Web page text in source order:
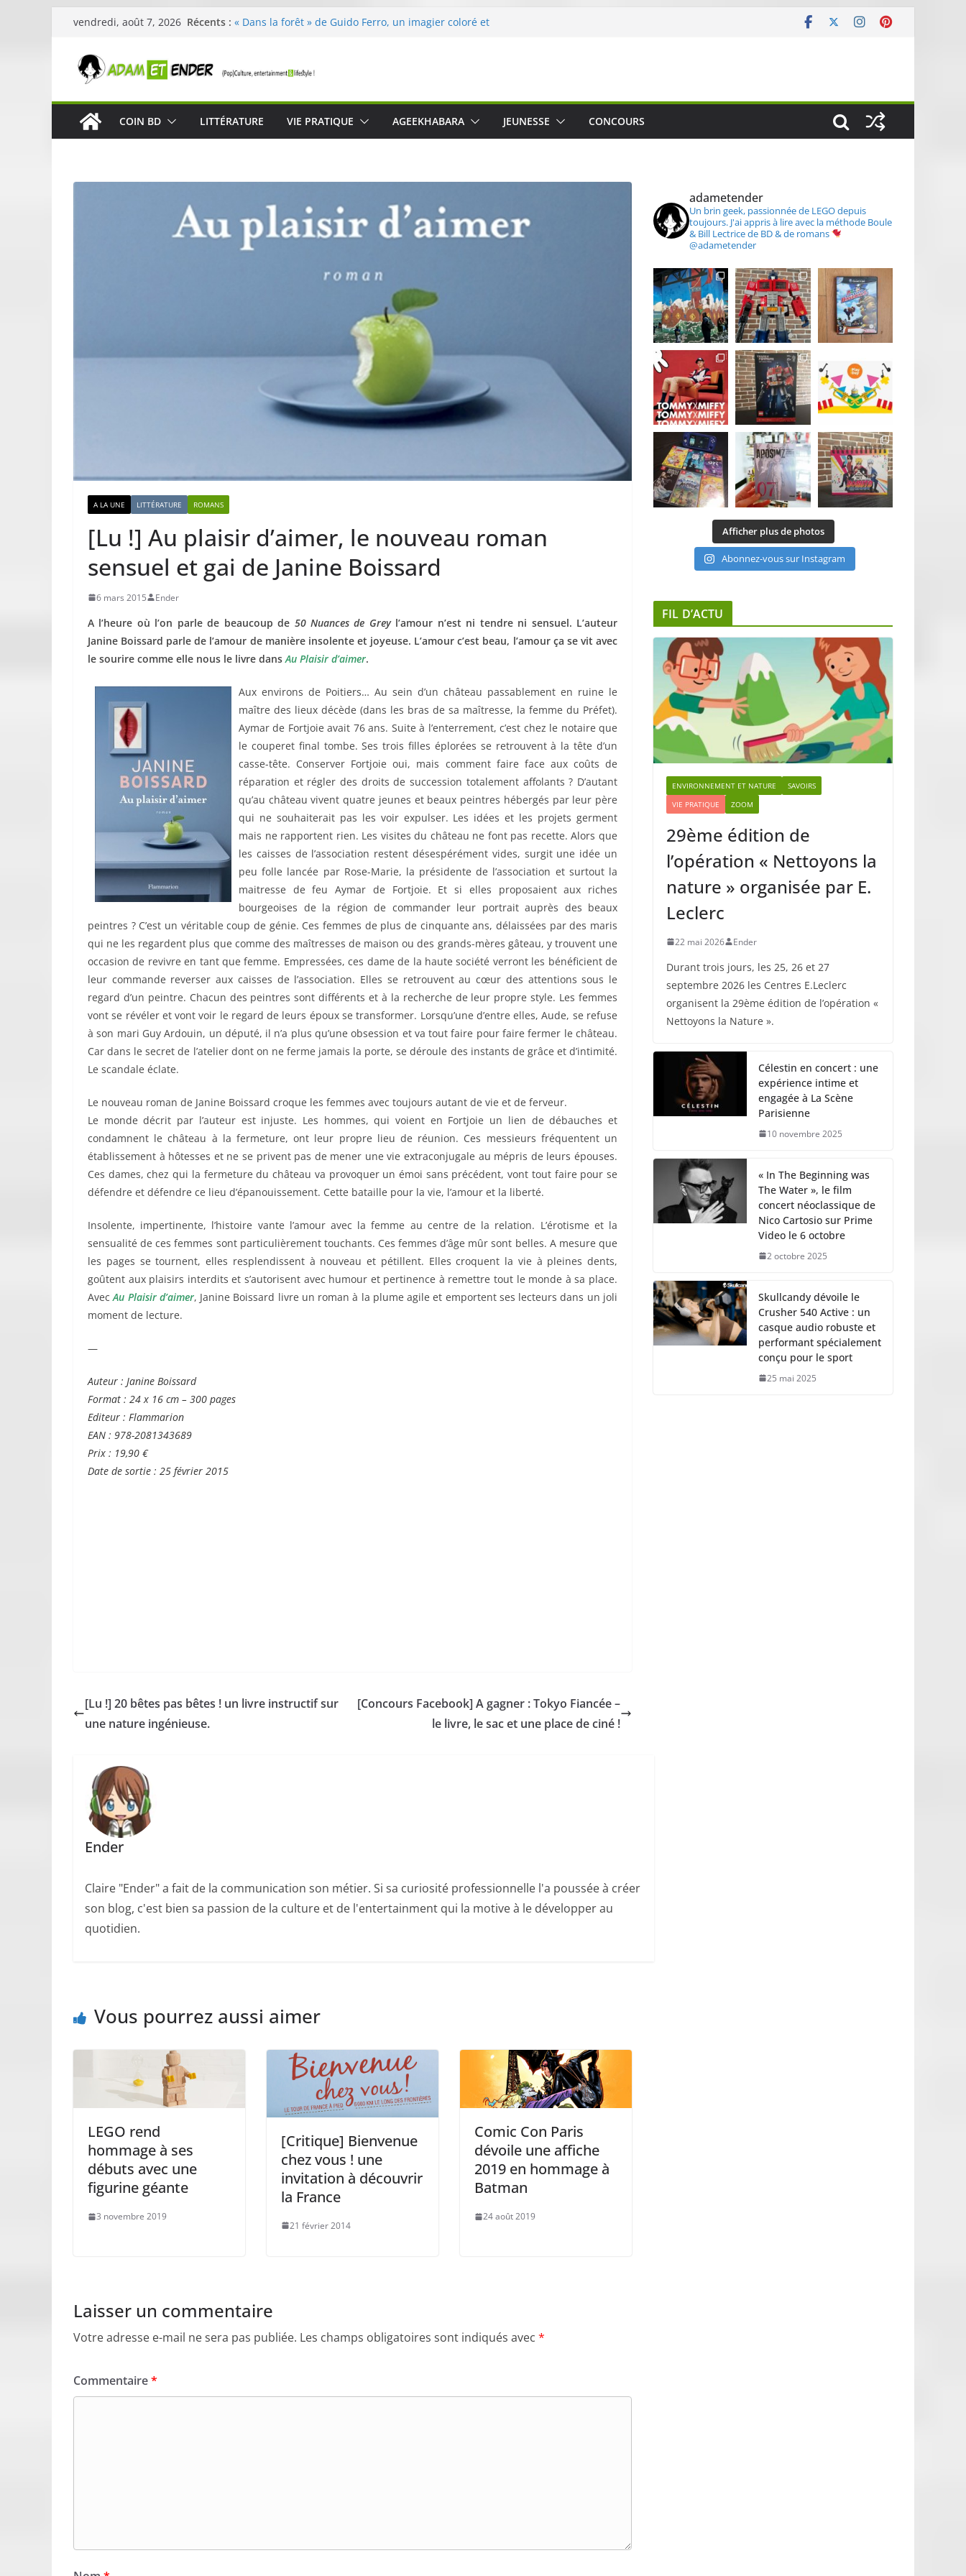
Passer
contenu
vendredi, août 7, 2026 Récents : « Dans la forêt » de Guido Ferro, un imagier coloré et
Célestin en concert : une expérience intime et engagée à
« In The Beginning was The Water », le film concert
néoclassique de Nico Cartosio sur Prime Video le 6 octobre
Skullcandy dévoile le Crusher 540 Active : un casque audio
COIN BD LITTÉRATURE VIE PRATIQUE AGEEKHABARA JEUNESSE CONCOURS
A LA UNE LITTÉRATURE ROMANS
[Lu !] Au plaisir d’aimer, le nouveau roman
sensuel et gai de Janine Boissard
6 mars 2015 Ender
A l’heure où l’on parle de beaucoup de 50 Nuances de Greyl’amour n’est ni tendre ni sensuel. L’auteur
Janine Boissard parle de l’amour de manière insolente et joyeuse. L’amour c’est beau, l’amour ça se vit avec
le sourire comme elle nous le livre dans Au Plaisir d’aimer.
Aux environs de Poitiers… Au sein d’un château passablement en ruine le
maître des lieux décède (dans les bras de sa maîtresse, la femme du Préfet).
Aymar de Fortjoie avait 76 ans. Suite à l’enterrement, c’est chez le notaire que
le couperet final tombe. Ses trois filles éplorées se retrouvent à la tête d’un
casse-tête. Conserver Fortjoie oui, mais comment faire face aux coûts de
réparation et régler des droits de succession totalement affolants ? D’autant
qu’au château vivent quatre jeunes et beaux peintres hébergés par leur père
qui ne souhaiterait pas les voir expulser. Les idées et les projets germent
mais ne rapportent rien. Les visites du château ne font pas recette. Alors que
les caisses de l’association restent désespérément vides, surgit une idée un
peu folle lancée par Rose-Marie, la présidente de l’association et surtout la
maitresse de feu Aymar de Fortjoie. Et si elles proposaient aux riches
bourgeoises de la région de commander leur portrait auprès des beaux
peintres ? C’est un véritable coup de génie. Ces femmes de plus de cinquante ans, délaissées par des maris
qui ne les regardent plus que comme des maîtresses de maison ou des grands-mères gâteau, y trouvent une
occasion de revivre en tant que femme. Empressées, ces dame de la haute société verront les bénéficient de
leur commande reverser aux caisses de l’association. Elles se retrouvent au cœur des attentions sous le
regard d’un peintre. Chacun des peintres sont différents et à la recherche de leur propre style. Les femmes
vont se révéler et vont voir le regard de leurs époux se transformer. Lorsqu’une d’entre elles, Aude, se refuse
à son mari Guy Ardouin, un député, il n’a plus qu’une obsession et va tout faire pour faire fermer le château.
Car dans le secret de l’atelier dont on ne ferme jamais la porte, se déroule des instants de grâce et d’intimité.
Le scandale éclate.
Le nouveau roman de Janine Boissard croque les femmes avec toujours autant de vie et de ferveur.
Le monde décrit par l’auteur est injuste. Les hommes, qui voient en Fortjoie un lien de débauches et
condamnent le château à la fermeture, ont leur propre lieu de réunion. Ces messieurs fréquentent un
établissement à hôtesses et ne se privent pas de mener une vie extraconjugale au mépris de leurs épouses.
Ces dames, chez qui la fermeture du château va provoquer un émoi sans précédent, vont tout faire pour se
défendre et défendre ce lieu d’épanouissement. Cette bataille pour la vie, l’amour et la liberté.
Insolente, impertinente, l’histoire vante l’amour avec la femme au centre de la relation. L’érotisme et la
sensualité de ces femmes sont particulièrement touchants. Ces femmes d’âge mûr sont belles. A mesure que
les pages se tournent, elles resplendissent à nouveau et pétillent. Elles croquent la vie à pleines dents,
goûtent aux plaisirs interdits et s’autorisent avec humour et pertinence à remettre tout le monde à sa place.
AvecAu Plaisir d’aimer, Janine Boissard livre un roman à la plume agile et emportent ses lecteurs dans un joli
moment de lecture.
—
Auteur : Janine Boissard
Format : 24 x 16 cm – 300 pages
Editeur : Flammarion
EAN : 978-2081343689
Prix : 19,90 €
Date de sortie : 25 février 2015
[Lu !] 20 bêtes pas bêtes ! un livre instructif sur
une nature ingénieuse.
[Concours Facebook] A gagner : Tokyo Fiancée –
le livre, le sac et une place de ciné !
Ender
Claire "Ender" a fait de la communication son métier. Si sa curiosité professionnelle l'a poussée à créer
son blog, c'est bien sa passion de la culture et de l'entertainment qui la motive à le développer au
quotidien.
Vous pourrez aussi aimer
LEGO rend
hommage à ses
débuts avec une
figurine géante
3 novembre 2019
[Critique] Bienvenue
chez vous ! une
invitation à découvrir
la France
21 février 2014
Comic Con Paris
dévoile une affiche
2019 en hommage à
Batman
24 août 2019
Laisser un commentaire
Votre adresse e-mail ne sera pas publiée. Les champs obligatoires sont indiqués avec *
Commentaire*
adametender
Un brin geek, passionnée de LEGO depuis
toujours. J'ai appris à lire avec la méthode Boule
& Bill Lectrice de BD & de romans
@adametender
Afficher plus de photos
Abonnez-vous sur Instagram
FIL D’ACTU
ENVIRONNEMENT ET NATURE
SAVOIRS
VIE PRATIQUE
ZOOM
29ème édition de
l’opération « Nettoyons la
nature » organisée par E.
Leclerc
22 mai 2026 Ender
Durant trois jours, les 25, 26 et 27
septembre 2026 les Centres E.Leclerc
organisent la 29ème édition de l’opération «
Nettoyons la Nature ».
Célestin en concert : une
expérience intime et
engagée à La Scène
Parisienne
10 novembre 2025
« In The Beginning was
The Water », le film
concert néoclassique de
Nico Cartosio sur Prime
Video le 6 octobre
2 octobre 2025
Skullcandy dévoile le
Crusher 540 Active : un
casque audio robuste et
performant spécialement
conçu pour le sport
25 mai 2025